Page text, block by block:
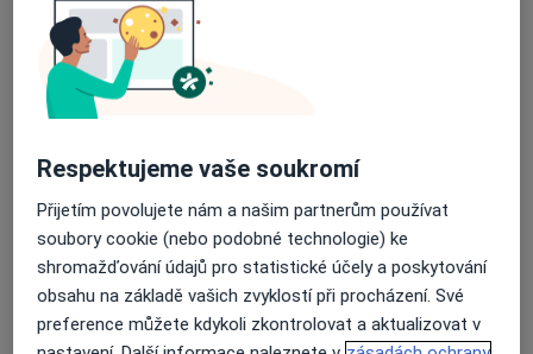
Zkušenosti
Snažím se poskytnout podporu lidem, kteří se potýkají
s obtížnými životními situacemi. Soustředím se na
podporu rodin po rozvodu (rozchodu), jednotlivců,
kteří se nacházejí v náročném životním období, a
podporu v oblasti drogových závislostí.
Hlavní léčená onemocnění
Emocionální bolest
Poruchy v mezilidských vztazích
Zhoršená koncentrace
Vztahová krize
Respektujeme vaše soukromí
Přijetím povolujete nám a našim partnerům používat
soubory cookie (nebo podobné technologie) ke
shromažďování údajů pro statistické účely a poskytování
obsahu na základě vašich zvyklostí při procházení. Své
preference můžete kdykoli zkontrolovat a aktualizovat v